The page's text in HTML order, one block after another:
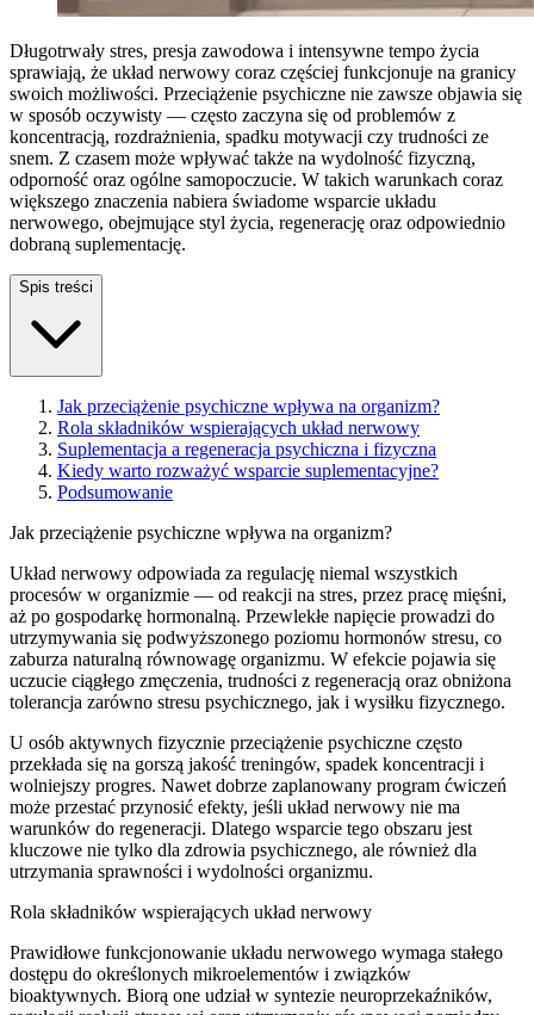
Długotrwały stres, presja zawodowa i intensywne tempo życia
sprawiają, że układ nerwowy coraz częściej funkcjonuje na granicy
swoich możliwości. Przeciążenie psychiczne nie zawsze objawia się
w sposób oczywisty — często zaczyna się od problemów z
koncentracją, rozdrażnienia, spadku motywacji czy trudności ze
snem. Z czasem może wpływać także na wydolność fizyczną,
odporność oraz ogólne samopoczucie. W takich warunkach coraz
większego znaczenia nabiera świadome wsparcie układu
nerwowego, obejmujące styl życia, regenerację oraz odpowiednio
dobraną suplementację.
Spis treści
Jak przeciążenie psychiczne wpływa na organizm?
Rola składników wspierających układ nerwowy
Suplementacja a regeneracja psychiczna i fizyczna
Kiedy warto rozważyć wsparcie suplementacyjne?
Podsumowanie
Jak przeciążenie psychiczne wpływa na organizm?
Układ nerwowy odpowiada za regulację niemal wszystkich
procesów w organizmie — od reakcji na stres, przez pracę mięśni,
aż po gospodarkę hormonalną. Przewlekłe napięcie prowadzi do
utrzymywania się podwyższonego poziomu hormonów stresu, co
zaburza naturalną równowagę organizmu. W efekcie pojawia się
uczucie ciągłego zmęczenia, trudności z regeneracją oraz obniżona
tolerancja zarówno stresu psychicznego, jak i wysiłku fizycznego.
U osób aktywnych fizycznie przeciążenie psychiczne często
przekłada się na gorszą jakość treningów, spadek koncentracji i
wolniejszy progres. Nawet dobrze zaplanowany program ćwiczeń
może przestać przynosić efekty, jeśli układ nerwowy nie ma
warunków do regeneracji. Dlatego wsparcie tego obszaru jest
kluczowe nie tylko dla zdrowia psychicznego, ale również dla
utrzymania sprawności i wydolności organizmu.
Rola składników wspierających układ nerwowy
Prawidłowe funkcjonowanie układu nerwowego wymaga stałego
dostępu do określonych mikroelementów i związków
bioaktywnych. Biorą one udział w syntezie neuroprzekaźników,